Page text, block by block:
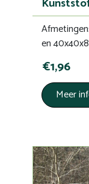
en
€1,96
Meer